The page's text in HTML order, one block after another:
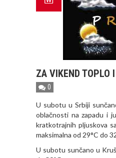
ZA VIKEND TOPLO
0
U subotu u Srbiji
oblačnosti na zapadu i
kratkotrajnih pljuskova
maksimalna od 29°C do
U subotu sunčano u